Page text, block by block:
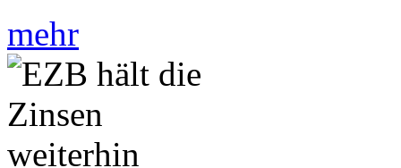
mehr